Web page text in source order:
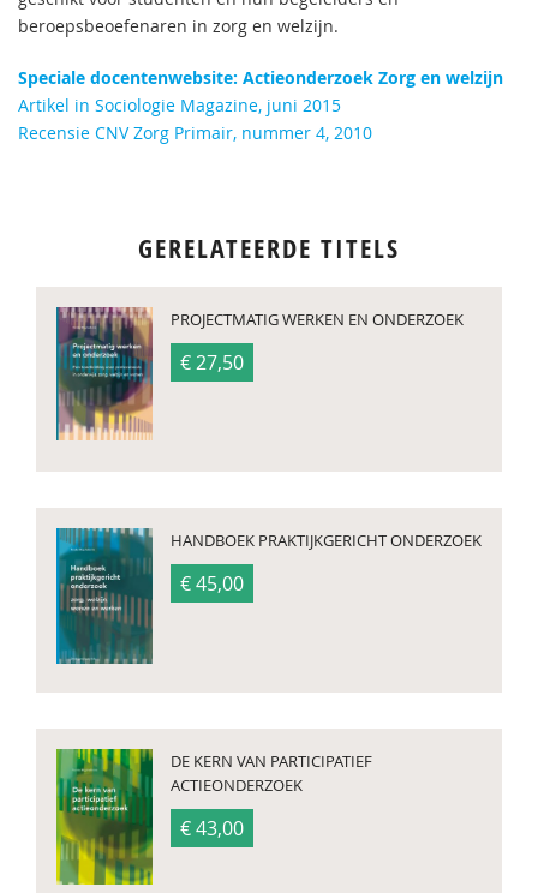
beroepsbeoefenaren in zorg en welzijn.
Speciale docentenwebsite: Actieonderzoek Zorg en welzijn
Artikel in Sociologie Magazine, juni 2015
Recensie CNV Zorg Primair, nummer 4, 2010
GERELATEERDE TITELS
PROJECTMATIG WERKEN EN ONDERZOEK
€ 27,50
HANDBOEK PRAKTIJKGERICHT ONDERZOEK
€ 45,00
DE KERN VAN PARTICIPATIEF
ACTIEONDERZOEK
€ 43,00